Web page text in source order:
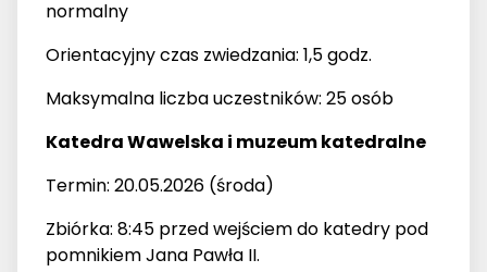
normalny
Orientacyjny czas zwiedzania: 1,5 godz.
Maksymalna liczba uczestników: 25 osób
Katedra Wawelska i muzeum katedralne
Termin: 20.05.2026 (środa)
Zbiórka: 8:45 przed wejściem do katedry pod
pomnikiem Jana Pawła II.